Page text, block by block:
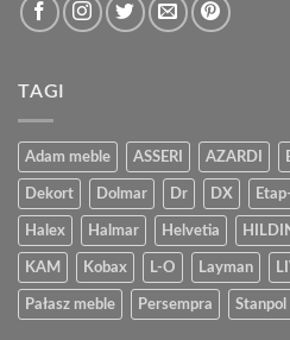
TAGI
Adam meble ASSERI AZARDI
Dekort Dolmar Dr DX
Halex Halmar Helvetia
KAM Kobax L-O Layman
Pałasz meble Persempra Stanpol